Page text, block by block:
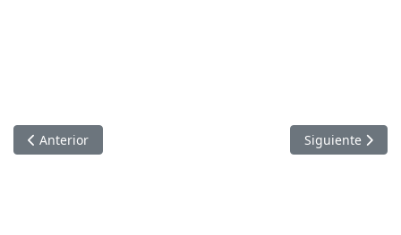
Artículo anterior: Actividad Turística
Anterior Artículo
Siguiente